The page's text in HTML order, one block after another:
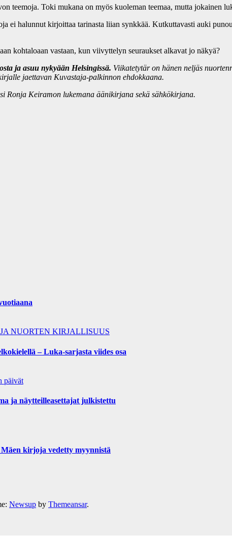
teemoja. Toki mukana on myös kuoleman teemaa, mutta jokainen
ei halunnut kirjoittaa tarinasta liian synkkää. Kutkuttavasti auki
kohtaloaan vastaan, kun viivyttelyn seuraukset alkavat jo näkyä?
ja asuu nykyään Helsingissä. Viikatetytär on hänen neljäs
jaettavan Kuvastaja-palkinnon ehdokkaana.
Ronja Keiramon lukemana äänikirjana sekä sähkökirjana.
NUORTEN KIRJALLISUUS
– Luka-sarjasta viides osa
päivät
ja näytteilleasettajat julkistettu
kirjoja vedetty myynnistä
Newsup by Themeansar.